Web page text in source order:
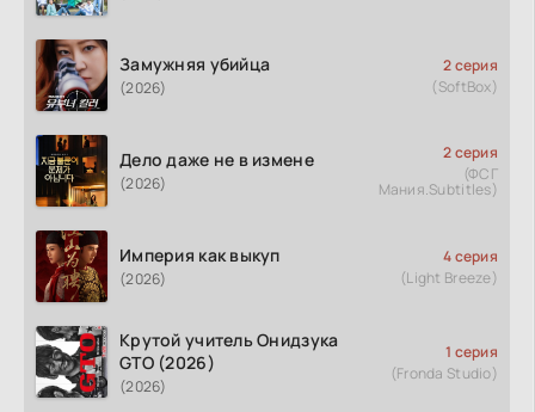
Замужняя убийца
(2026)
2 серия
(SoftBox)
Дело даже не в измене
(2026)
2 серия
(ФСГ
Мания.Subtitles)
Империя как выкуп
(2026)
4 серия
(Light Breeze)
Крутой учитель Онидзука
GTO (2026)
(2026)
1 серия
(Fronda Studio)